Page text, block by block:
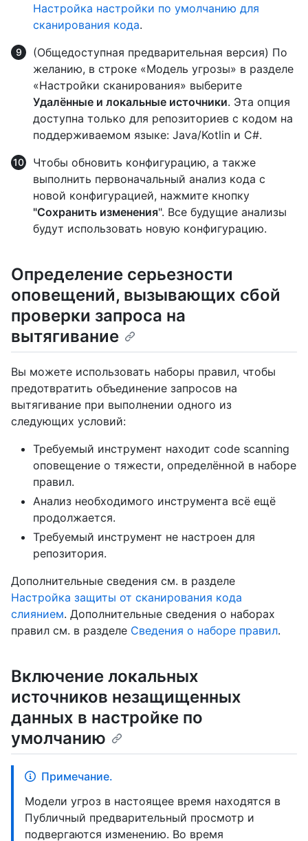
Настройка настройки по умолчанию для
сканирования кода.
(Общедоступная предварительная версия) По
желанию, в строке «Модель угрозы» в разделе
«Настройки сканирования» выберите
Удалённые и локальные источники. Эта опция
доступна только для репозиториев с кодом на
поддерживаемом языке: Java/Kotlin и C#.
Чтобы обновить конфигурацию, а также
выполнить первоначальный анализ кода с
новой конфигурацией, нажмите кнопку
"Сохранить изменения". Все будущие анализы
будут использовать новую конфигурацию.
Определение серьезности
оповещений, вызывающих сбой
проверки запроса на
вытягивание
Вы можете использовать наборы правил, чтобы
предотвратить объединение запросов на
вытягивание при выполнении одного из
следующих условий:
Требуемый инструмент находит code scanning
оповещение о тяжести, определённой в наборе
правил.
Анализ необходимого инструмента всё ещё
продолжается.
Требуемый инструмент не настроен для
репозитория.
Дополнительные сведения см. в разделе
Настройка защиты от сканирования кода
слиянием. Дополнительные сведения о наборах
правил см. в разделе Сведения о наборе правил.
Включение локальных
источников незащищенных
данных в настройке по
умолчанию
Примечание.
Модели угроз в настоящее время находятся в
Публичный предварительный просмотр и
подвергаются изменению. Во время